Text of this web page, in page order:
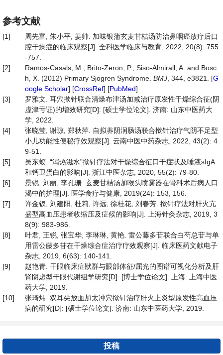
参考文献
[1]
周先富, 朱小平, 姜帅. 加味银蒲玄麦甘桔汤防治鼻咽癌放疗后口
腔干燥症的临床观察[J]. 全科医学临床与教育, 2022, 20(8): 755
-757.
[2]
Ramos-Casals, M., Brito-Zeron, P., Siso-Almirall, A. and Bosc
h, X. (2012) Primary Sjogren Syndrome. BMJ , 344, e3821. [G
oogle Scholar] [CrossRef] [PubMed]
[3]
罗雅文. 耳穴揿针联合清燥布津汤加减治疗原发性干燥综合征(阴
虚津亏证)的增效研究[D]: [硕士学位论文]. 济南: 山东中医药大
学, 2022.
[4]
张晓莹, 谢琼, 郑秋萍. 自拟养阴润肠汤联合揿针治疗气阴不足型
小儿功能性便秘疗效观察[J]. 云南中医中药杂志, 2022, 43(2): 4
9-51.
[5]
吴东蛟. “泻热滋水”揿针疗法对干燥综合征口干症状及唾液sIgA
和钙卫蛋白的影响[J]. 浙江中医杂志, 2020, 55(2): 79-80.
[6]
景锐, 刘丽, 李孔珊. 玄麦甘桔汤加喉头喷雾器在骨科术后病人口
渴中的护理[J]. 医学食疗与健康, 2019(24): 153, 156.
[7]
许金钗, 刘建阳, 杜莉, 许远, 徐桂花, 刘春芳. 揿针疗法对肝火亢
盛型高血压患者收缩压及症候的影响[J]. 上海针灸杂志, 2019, 3
8(9): 983-986.
[8]
叶君, 王锐, 张宝华, 李琳琳, 黄艳. 雷公藤多苷联合白芍总苷与单
用雷公藤多苷在干燥综合症治疗疗效观察[J]. 临床医药文献电子
杂志, 2019, 6(63): 140-141.
[9]
赵艳青. 干眼临床症狀群与眼部体征/屈光的图谱可视化分析及肝
肾阴虑型干眼代谢组学研究[D]: [博士学位论文]. 上海: 上海中医
药大学, 2019.
[10]
张琦炜. 双耳尖放血加太冲穴揿针治疗肝火上炎型原发性高血压
病的研究[D]: [硕士学位论文]. 济南: 山东中医药大学, 2019.
投稿